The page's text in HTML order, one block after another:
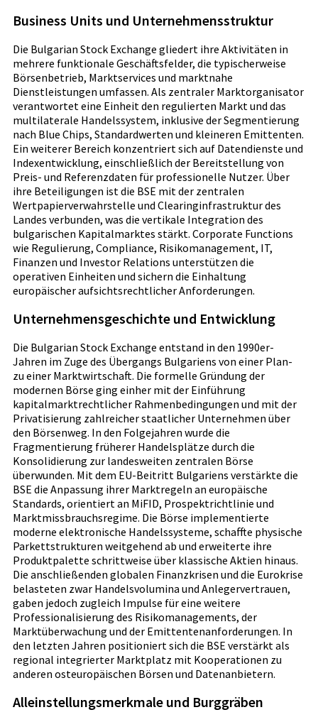
Business Units und Unternehmensstruktur
Die Bulgarian Stock Exchange gliedert ihre Aktivitäten in
mehrere funktionale Geschäftsfelder, die typischerweise
Börsenbetrieb, Marktservices und marktnahe
Dienstleistungen umfassen. Als zentraler Marktorganisator
verantwortet eine Einheit den regulierten Markt und das
multilaterale Handelssystem, inklusive der Segmentierung
nach Blue Chips, Standardwerten und kleineren Emittenten.
Ein weiterer Bereich konzentriert sich auf Datendienste und
Indexentwicklung, einschließlich der Bereitstellung von
Preis- und Referenzdaten für professionelle Nutzer. Über
ihre Beteiligungen ist die BSE mit der zentralen
Wertpapierverwahrstelle und Clearinginfrastruktur des
Landes verbunden, was die vertikale Integration des
bulgarischen Kapitalmarktes stärkt. Corporate Functions
wie Regulierung, Compliance, Risikomanagement, IT,
Finanzen und Investor Relations unterstützen die
operativen Einheiten und sichern die Einhaltung
europäischer aufsichtsrechtlicher Anforderungen.
Unternehmensgeschichte und Entwicklung
Die Bulgarian Stock Exchange entstand in den 1990er-
Jahren im Zuge des Übergangs Bulgariens von einer Plan-
zu einer Marktwirtschaft. Die formelle Gründung der
modernen Börse ging einher mit der Einführung
kapitalmarktrechtlicher Rahmenbedingungen und mit der
Privatisierung zahlreicher staatlicher Unternehmen über
den Börsenweg. In den Folgejahren wurde die
Fragmentierung früherer Handelsplätze durch die
Konsolidierung zur landesweiten zentralen Börse
überwunden. Mit dem EU-Beitritt Bulgariens verstärkte die
BSE die Anpassung ihrer Marktregeln an europäische
Standards, orientiert an MiFID, Prospektrichtlinie und
Marktmissbrauchsregime. Die Börse implementierte
moderne elektronische Handelssysteme, schaffte physische
Parkettstrukturen weitgehend ab und erweiterte ihre
Produktpalette schrittweise über klassische Aktien hinaus.
Die anschließenden globalen Finanzkrisen und die Eurokrise
belasteten zwar Handelsvolumina und Anlegervertrauen,
gaben jedoch zugleich Impulse für eine weitere
Professionalisierung des Risikomanagements, der
Marktüberwachung und der Emittentenanforderungen. In
den letzten Jahren positioniert sich die BSE verstärkt als
regional integrierter Marktplatz mit Kooperationen zu
anderen osteuropäischen Börsen und Datenanbietern.
Alleinstellungsmerkmale und Burggräben